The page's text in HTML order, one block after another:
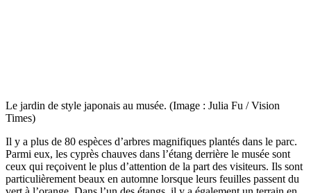
Le jardin de style japonais au musée. (Image : Julia Fu / Vision
Times)
Il y a plus de 80 espèces d’arbres magnifiques plantés dans le parc.
Parmi eux, les cyprès chauves dans l’étang derrière le musée sont
ceux qui reçoivent le plus d’attention de la part des visiteurs. Ils sont
particulièrement beaux en automne lorsque leurs feuilles passent du